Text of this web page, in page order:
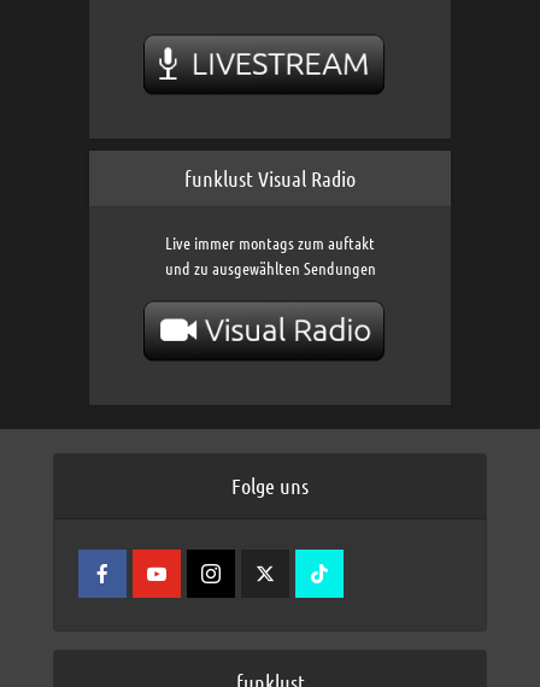
funklust Visual Radio
Live immer montags zum auftakt
und zu ausgewählten Sendungen
Folge uns